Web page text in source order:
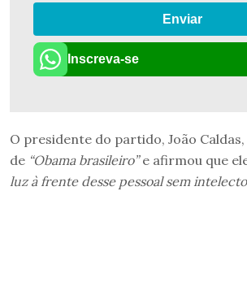
Enviar
Inscreva-se
O presidente do partido, João
de “Obama brasileiro”e afirmou que
luz à frente desse pessoal sem